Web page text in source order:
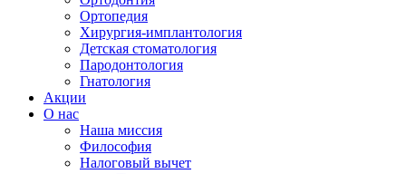
Ортопедия
Хирургия-имплантология
Детская стоматология
Пародонтология
Гнатология
Акции
О нас
Наша миссия
Философия
Налоговый вычет